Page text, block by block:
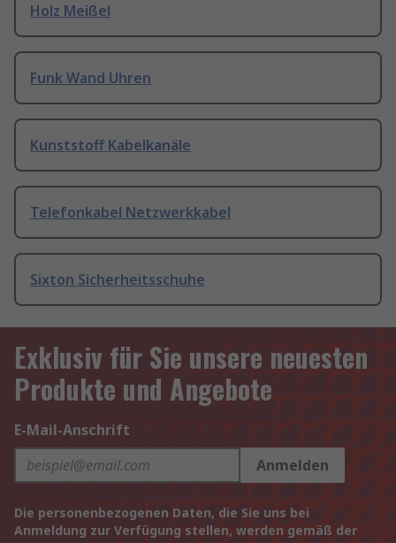
Holz Meißel
Funk Wand Uhren
Kunststoff Kabelkanäle
Telefonkabel Netzwerkkabel
Sixton Sicherheitsschuhe
Exklusiv für Sie unsere neuesten
Produkte und Angebote
E-Mail-Anschrift
Anmelden
Die personenbezogenen Daten, die Sie uns bei
Anmeldung zur Verfügung stellen, werden gemäß der